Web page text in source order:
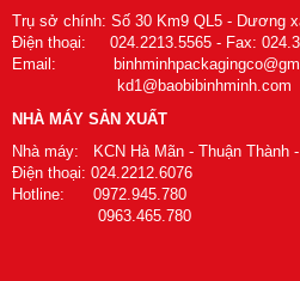
Trụ sở chính: Số 30 Km9 QL5 - Dương
Điện thoại: 024.2213.5565 - Fax:
Email:
kd1@baobibinhminh.com
NHÀ MÁY SẢN XUẤT
Nhà máy: KCN Hà Mãn - Thuận Thành
Điện thoại: 024.2212.6076
Hotline: 0972.945.780
0963.465.780